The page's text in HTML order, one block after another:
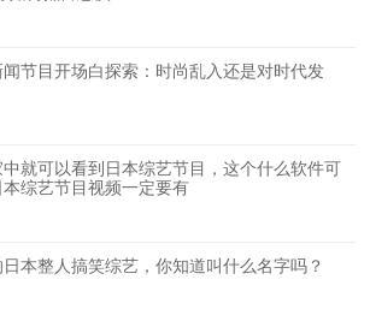
闻节目开场白探索：时尚乱入还是对时代发
就可以看到日本综艺节目，这个什么软件可
综艺节目视频一定要有
本整人搞笑综艺，你知道叫什么名字吗？